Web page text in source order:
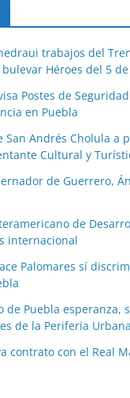
trabajos del
Héroes del 5
Postes de
en Puebla
San Andrés Cholula a
Cultural y
de Guerrero,
de
internacional
Palomares sí
de Puebla esperanza,
de la Periferia Urbana
contrato con el Real